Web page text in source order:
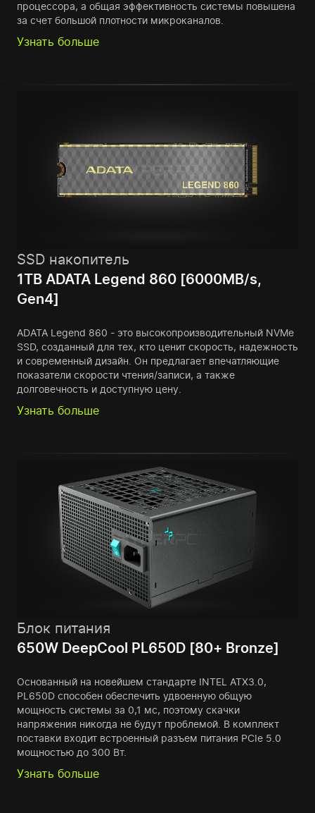
процессора, а общая эффективность системы повышена
за счет большой плотности микроканалов.
Узнать больше
SSD накопитель
1TB ADATA Legend 860 [6000MB/s,
Gen4]
ADATA Legend 860 - это высокопроизводительный NVMe
SSD, созданный для тех, кто ценит скорость, надежность
и современный дизайн. Он предлагает впечатляющие
показатели скорости чтения/записи, а также
долговечность и доступную цену.
Узнать больше
Блок питания
650W DeepCool PL650D [80+ Bronze]
Основанный на новейшем стандарте INTEL ATX3.0,
PL650D способен обеспечить удвоенную общую
мощность системы за 0,1 мс, поэтому скачки
напряжения никогда не будут проблемой. В комплект
поставки входит встроенный разъем питания PCIe 5.0
мощностью до 300 Вт.
Узнать больше